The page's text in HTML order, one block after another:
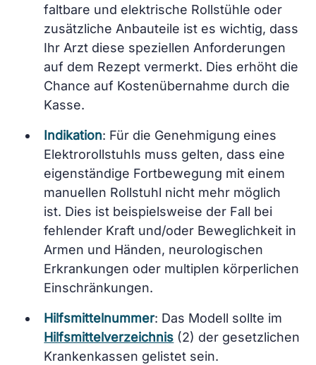
faltbare und elektrische Rollstühle oder
zusätzliche Anbauteile ist es wichtig, dass
Ihr Arzt diese speziellen Anforderungen
auf dem Rezept vermerkt. Dies erhöht die
Chance auf Kostenübernahme durch die
Kasse.
Indikation: Für die Genehmigung eines
Elektrorollstuhls muss gelten, dass eine
eigenständige Fortbewegung mit einem
manuellen Rollstuhl nicht mehr möglich
ist. Dies ist beispielsweise der Fall bei
fehlender Kraft und/oder Beweglichkeit in
Armen und Händen, neurologischen
Erkrankungen oder multiplen körperlichen
Einschränkungen.
Hilfsmittelnummer: Das Modell sollte im
Hilfsmittelverzeichnis (2) der gesetzlichen
Krankenkassen gelistet sein.